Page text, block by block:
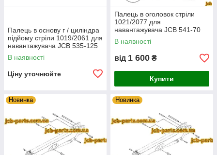
Палець в основу г / циліндра
підйому стріли 1019/2061 для
навантажувача JCB 535-125
В наявності
Ціну уточнюйте
Палець в оголовок стріли
1021/2077 для
навантажувача JCB 541-70
В наявності
від 1 600 ₴
Купити
Новинка Новинка